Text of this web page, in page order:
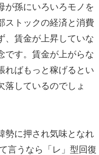
が孫にいろいろモノを
ストックの経済と消費
、賃金が上昇していな
です。賃金が上がらな
ればもっと稼げるとい
落しているのでしょ
勢に押され気味となれ
言うなら「レ」型回復